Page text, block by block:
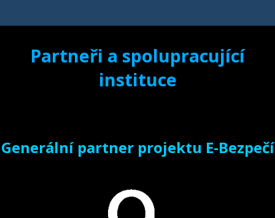
Partneři a spolupracující
instituce
Generální partner projektu E-Bezpečí